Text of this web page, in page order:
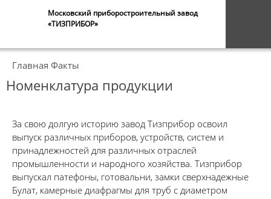
Московский приборостроительный завод
«ТИЗПРИБОР»
Главная Факты
Номенклатура продукции
За свою долгую историю завод Тизприбор освоил
выпуск различных приборов, устройств, систем и
принадлежностей для различных отраслей
промышленности и народного хозяйства. Тизприбор
выпускал патефоны, готовальни, замки сверхнадежные
Булат, камерные диафрагмы для труб с диаметром